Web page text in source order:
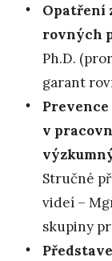
Opatření
rovných
Ph.D.
garant
v
Stručné
videí –
skupiny